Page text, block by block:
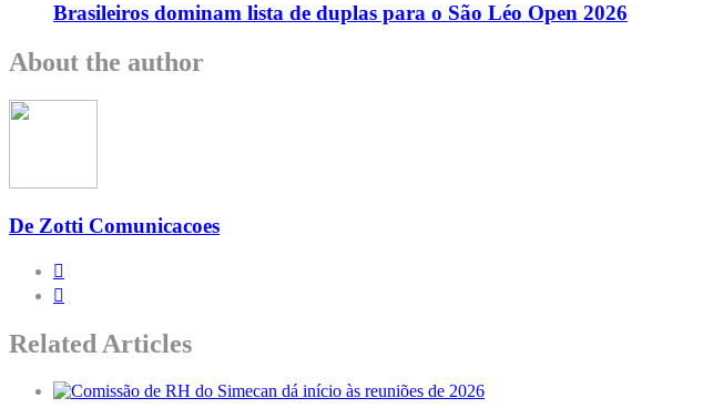
Brasileiros dominam lista de duplas para o São Léo Open 2026
About the author
De Zotti Comunicacoes
Related Articles